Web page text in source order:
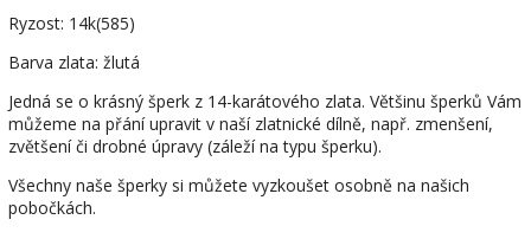
Ryzost: 14k(585)
Barva zlata: žlutá
Jedná se o krásný šperk z 14-karátového zlata. Většinu šperků Vám
můžeme na přání upravit v naší zlatnické dílně, např. zmenšení,
zvětšení či drobné úpravy (záleží na typu šperku).
Všechny naše šperky si můžete vyzkoušet osobně na našich
pobočkách.